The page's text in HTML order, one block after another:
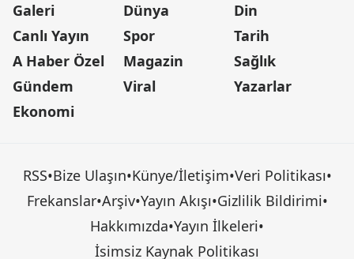
Galeri
Canlı Yayın
A Haber Özel
Gündem
Ekonomi
Dünya
Spor
Magazin
Viral
Din
Tarih
Sağlık
Yazarlar
RSS•Bize Ulaşın•Künye/İletişim•Veri Politikası•
Frekanslar•Arşiv•Yayın Akışı•Gizlilik Bildirimi•
Hakkımızda•Yayın İlkeleri•
İsimsiz Kaynak Politikası